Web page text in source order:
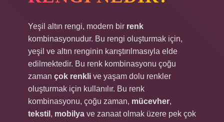
Yeşil altın rengi, modern bir renk
kombinasyonudur. Bu rengi oluşturmak için,
yeşil ve altın renginin karıştırılmasıyla elde
edilmektedir. Bu renk kombinasyonu çoğu
zaman çok renkli ve yaşam dolu renkler
oluşturmak için kullanılır. Bu renk
kombinasyonu, çoğu zaman, mücevher,
tekstil , mobilya ve zanaat olmak üzere pek çok